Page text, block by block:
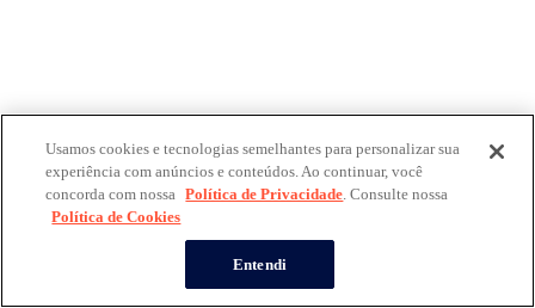
Usamos cookies e tecnologias semelhantes para personalizar sua
experiência com anúncios e conteúdos. Ao continuar, você
concorda com nossa Política de Privacidade. Consulte nossa
Política de Cookies
Entendi